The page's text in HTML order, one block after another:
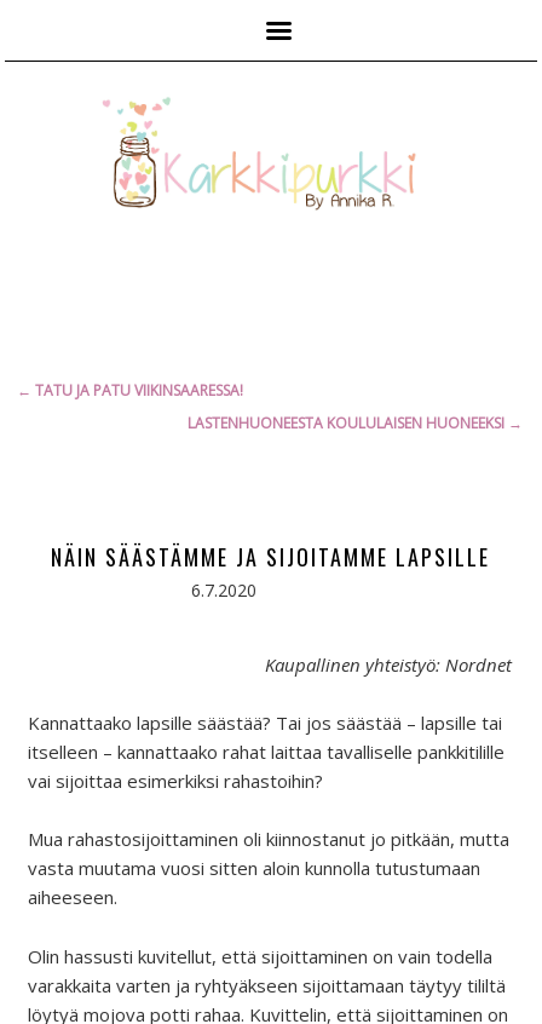
Artikkelien
← TATU JA PATU VIIKINSAARESSA!
LASTENHUONEESTA KOULULAISEN HUONEEKSI →
NÄIN SÄÄSTÄMME JA SIJOITAMME LAPSILLE
6.7.2020
Kaupallinen yhteistyö: Nordnet
Kannattaako lapsille säästää? Tai jos säästää – lapsille tai
itselleen – kannattaako rahat laittaa tavalliselle pankkitilille
vai sijoittaa esimerkiksi rahastoihin?
Mua rahastosijoittaminen oli kiinnostanut jo pitkään, mutta
vasta muutama vuosi sitten aloin kunnolla tutustumaan
aiheeseen.
Olin hassusti kuvitellut, että sijoittaminen on vain todella
varakkaita varten ja ryhtyäkseen sijoittamaan täytyy tililtä
löytyä mojova potti rahaa. Kuvittelin, että sijoittaminen on